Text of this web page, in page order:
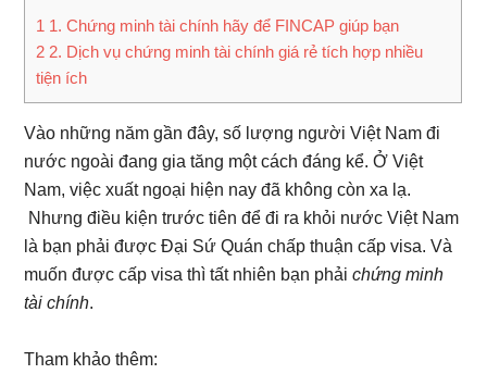
1 1. Chứng minh tài chính hãy để FINCAP giúp bạn
2 2. Dịch vụ chứng minh tài chính giá rẻ tích hợp nhiều
tiện ích
Vào những năm gần đây, số lượng người Việt Nam đi
nước ngoài đang gia tăng một cách đáng kể. Ở Việt
Nam, việc xuất ngoại hiện nay đã không còn xa lạ.
Nhưng điều kiện trước tiên để đi ra khỏi nước Việt Nam
là bạn phải được Đại Sứ Quán chấp thuận cấp visa. Và
muốn được cấp visa thì tất nhiên bạn phảichứng minh
tài chính.
Tham khảo thêm: